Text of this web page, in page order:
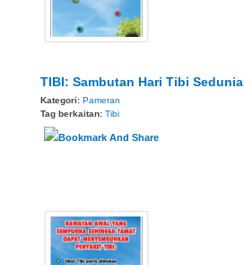
TIBI: Sambutan Hari Tibi Sedunia
Kategori: Pameran
Tag berkaitan: Tibi